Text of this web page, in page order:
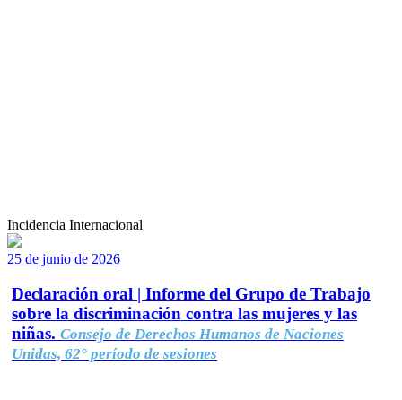
Incidencia Internacional
25 de junio de 2026
Declaración oral | Informe del Grupo de Trabajo
sobre la discriminación contra las mujeres y las
niñas. Consejo de Derechos Humanos de Naciones
Unidas, 62° período de sesiones